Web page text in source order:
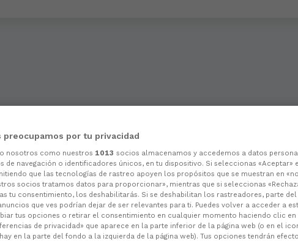
preocupamos por tu privacidad
nosotros como nuestros 1013 socios almacenamos y accedemos a datos
de navegación o identificadores únicos, en tu dispositivo. Si seleccionas «Aceptar»
que las tecnologías de rastreo apoyen los propósitos que se muestran en
socios tratamos datos para proporcionar», mientras que si seleccionas
tu consentimiento, los deshabilitarás. Si se deshabilitan los rastreadores, parte
que ves podrían dejar de ser relevantes para ti. Puedes volver a acceder a
tus opciones o retirar el consentimiento en cualquier momento haciendo clic en
de privacidad» que aparece en la parte inferior de la página web (o en el
en la parte del fondo a la izquierda de la página web). Tus opciones tendrán